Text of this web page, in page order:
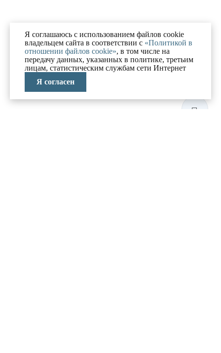
Я соглашаюсь с использованием файлов cookie
владельцем сайта в соответствии с «Политикой в
отношении файлов cookie», в том числе на
передачу данных, указанных в политике, третьим
лицам, статистическим службам сети Интернет
Я согласен